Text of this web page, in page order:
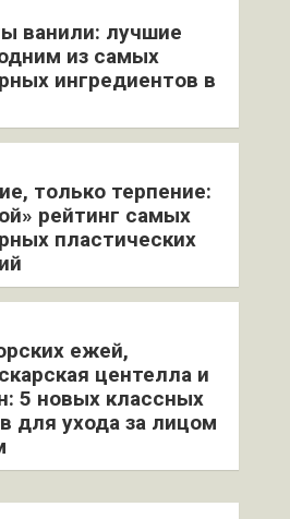
ванили: лучшие
из самых
ингредиентов в
только терпение:
рейтинг самых
пластических
ежей,
центелла и
5 новых классных
для ухода за лицом